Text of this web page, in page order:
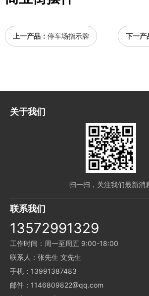
上一产品： 停车场指示牌 下一产
关于我们
扫一扫，关注我们最新消
联系我们
13572991329
工作时间：周一至周五 9:00-18:00
联系人：张先生 文先生
手机：13991387483
邮件：1146809822@qq.com